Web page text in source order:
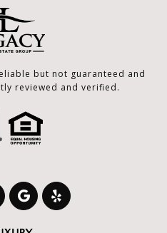
but not guaranteed and
reviewed and verified.